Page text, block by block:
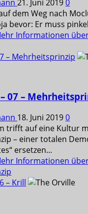
21. Juni 20190
dem Weg nach
bevor: Er muss
Informationen
– Mehrheitsprinzip
07 –
18. Juni 20190
trifft auf eine Kultur
– einer totalen
ersetzen...
Informationen
– Krill